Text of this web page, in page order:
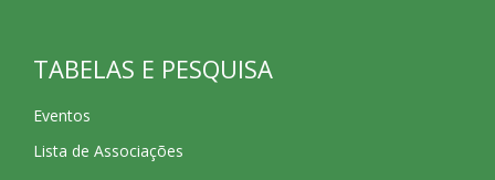
TABELAS E PESQUISA
Eventos
Lista de Associações